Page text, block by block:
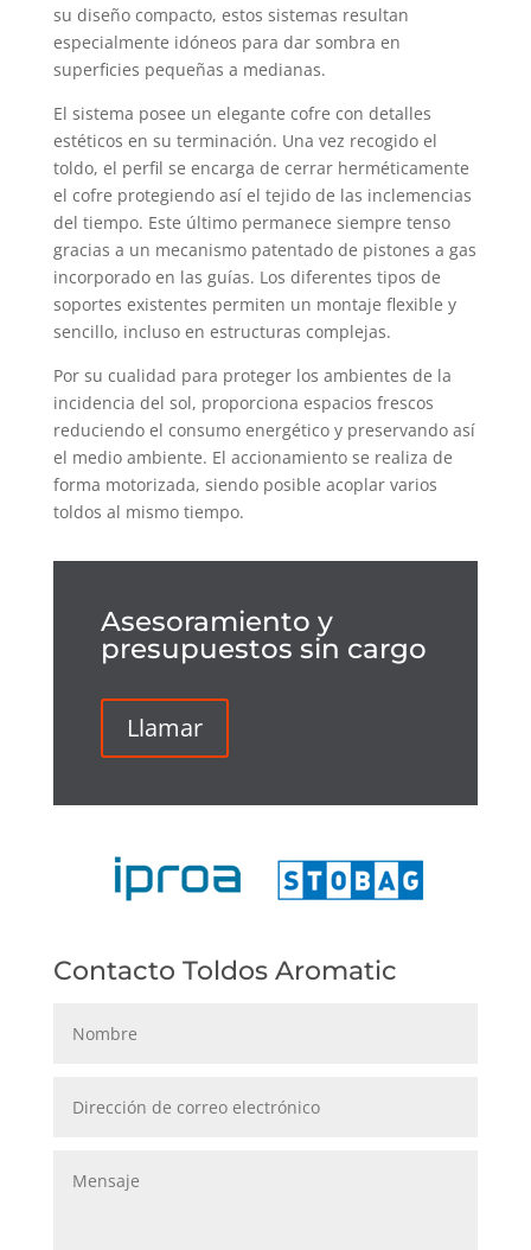
su diseño compacto, estos sistemas resultan
especialmente idóneos para dar sombra en
superficies pequeñas a medianas.
El sistema posee un elegante cofre con detalles
estéticos en su terminación. Una vez recogido el
toldo, el perfil se encarga de cerrar herméticamente
el cofre protegiendo así el tejido de las inclemencias
del tiempo. Este último permanece siempre tenso
gracias a un mecanismo patentado de pistones a gas
incorporado en las guías. Los diferentes tipos de
soportes existentes permiten un montaje flexible y
sencillo, incluso en estructuras complejas.
Por su cualidad para proteger los ambientes de la
incidencia del sol, proporciona espacios frescos
reduciendo el consumo energético y preservando así
el medio ambiente. El accionamiento se realiza de
forma motorizada, siendo posible acoplar varios
toldos al mismo tiempo.
Asesoramiento y
presupuestos sin cargo
Llamar
Contacto Toldos Aromatic